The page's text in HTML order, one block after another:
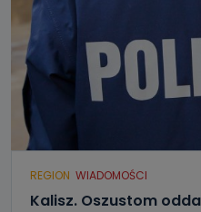
REGION WIADOMOŚCI
Kalisz. Oszustom